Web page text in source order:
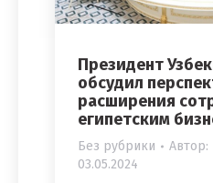
Президент
обсудил
расширения
египетским
Без рубрики Автор:
03.05.2024